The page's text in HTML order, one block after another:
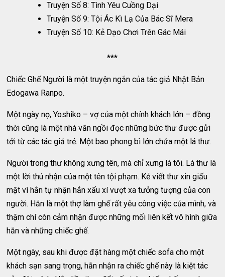
Truyện Số 8: Tình Yêu Cuồng Dại
Truyện Số 9: Tội Ác Kì Lạ Của Bác Sĩ Mera
Truyện Số 10: Kẻ Dạo Chơi Trên Gác Mái
***
Chiếc Ghế Người là một truyện ngắn của tác giả Nhật Bản
Edogawa Ranpo.
Một ngày nọ, Yoshiko – vợ của một chính khách lớn – đồng
thời cũng là một nhà văn ngồi đọc những bức thư được gửi
tới từ các tác giả trẻ. Một bao phong bì lớn chứa một lá thư.
Người trong thư không xưng tên, mà chỉ xưng là tôi. Là thư là
một lời thú nhận của một tên tội phạm. Kẻ viết thư xin giấu
mặt vì hắn tự nhận hắn xấu xí vượt xa tưởng tượng của con
người. Hắn là một thợ làm ghế rất yêu công việc của mình, và
thậm chí còn cảm nhận được những mối liên kết vô hình giữa
hắn và những chiếc ghế.
Một ngày, sau khi được đặt hàng một chiếc sofa cho một
khách sạn sang trọng, hắn nhận ra chiếc ghế này là kiệt tác